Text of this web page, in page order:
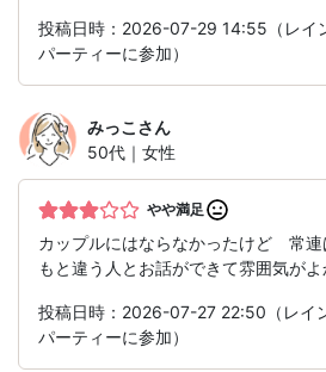
投稿日時：2026-07-29 14:55（レイ
パーティーに参加）
みっこ さん
50代｜女性
やや満足
カップルにはならなかったけど 常連
もと違う人とお話ができて雰囲気がよ
投稿日時：2026-07-27 22:50（レイ
パーティーに参加）